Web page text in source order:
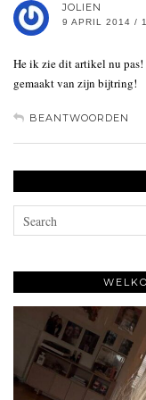
JOLIEN
9 APRIL 2014 /
He ik zie dit artikel nu
gemaakt van zijn bijtring!
BEANTWOORDEN